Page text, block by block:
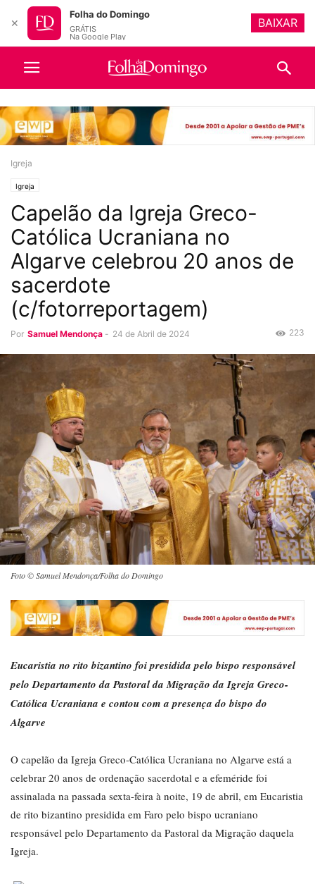
Igreja
Igreja
Capelão da Igreja Greco-
Católica Ucraniana no
Algarve celebrou 20 anos de
sacerdote
(c/fotorreportagem)
Por Samuel Mendonça - 24 de Abril de 2024 223
Foto © Samuel Mendonça/Folha do Domingo
Eucaristia no rito bizantino foi presidida pelo bispo responsável
pelo Departamento da Pastoral da Migração da Igreja Greco-
Católica Ucraniana e contou com a presença do bispo do
Algarve
O capelão da Igreja Greco-Católica Ucraniana no Algarve está a
celebrar 20 anos de ordenação sacerdotal e a efeméride foi
assinalada na passada sexta-feira à noite, 19 de abril, em Eucaristia
de rito bizantino presidida em Faro pelo bispo ucraniano
responsável pelo Departamento da Pastoral da Migração daquela
Igreja.
✕
Folha do Domingo
GRÁTIS
Na Google Play
BAIXAR